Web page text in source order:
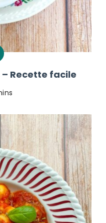
Recette facile